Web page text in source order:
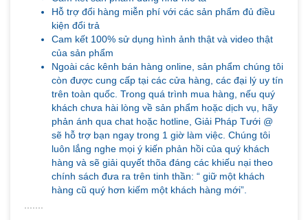
Hỗ trợ đổi hàng miễn phí với các sản phẩm đủ điều
kiện đổi trả
Cam kết 100% sử dụng hình ảnh thật và video thật
của sản phẩm
Ngoài các kênh bán hàng online, sản phẩm chúng tôi
còn được cung cấp tại các cửa hàng, các đại lý uy tín
trên toàn quốc. Trong quá trình mua hàng, nếu quý
khách chưa hài lòng về sản phẩm hoặc dịch vụ, hãy
phản ánh qua chat hoặc hotline, Giải Pháp Tưới @
sẽ hỗ trợ bạn ngay trong 1 giờ làm việc. Chúng tôi
luôn lắng nghe mọi ý kiến phản hồi của quý khách
hàng và sẽ giải quyết thõa đáng các khiếu nại theo
chính sách đưa ra trên tinh thần: “ giữ một khách
hàng cũ quý hơn kiếm một khách hàng mới”.